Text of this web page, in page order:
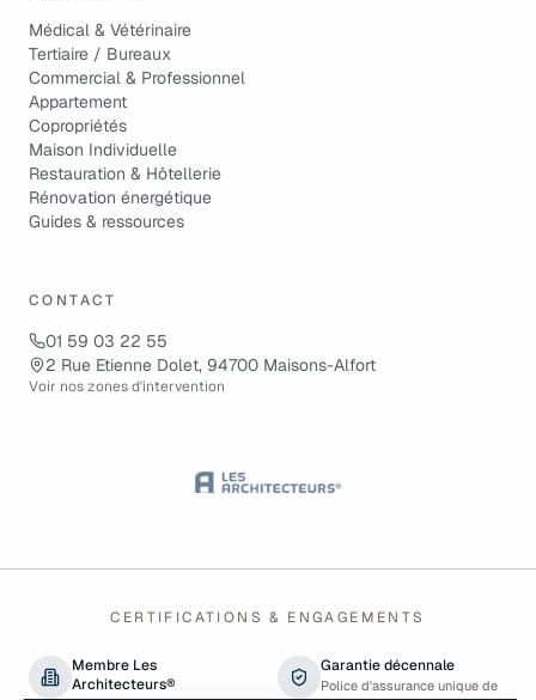
Médical & Vétérinaire
Tertiaire / Bureaux
Commercial & Professionnel
Appartement
Copropriétés
Maison Individuelle
Restauration & Hôtellerie
Rénovation énergétique
Guides & ressources
CONTACT
01 59 03 22 55
2 Rue Etienne Dolet, 94700 Maisons-Alfort
Voir nos zones d'intervention
CERTIFICATIONS & ENGAGEMENTS
Membre Les
Architecteurs®
Garantie décennale
Police d'assurance unique de